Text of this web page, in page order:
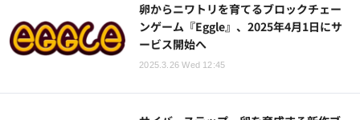
卵からニワトリを育てるブロックチェー
ンゲーム『Eggle』、2025年4月1日にサ
ービス開始へ
2025.3.26 Wed 12:45